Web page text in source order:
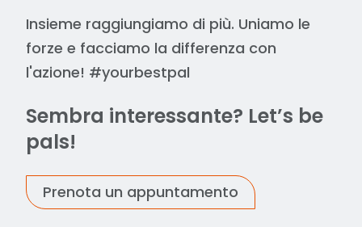
Insieme raggiungiamo di più. Uniamo le
forze e facciamo la differenza con
l'azione! #yourbestpal
Sembra interessante? Let’s be
pals!
Prenota un appuntamento